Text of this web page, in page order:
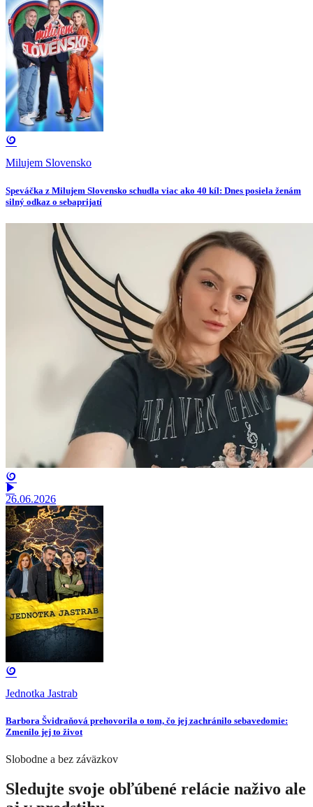
Milujem Slovensko
Speváčka z Milujem Slovensko schudla viac ako 40 kíl: Dnes posiela ženám
silný odkaz o sebaprijatí
26.06.2026
Jednotka Jastrab
Barbora Švidraňová prehovorila o tom, čo jej zachránilo sebavedomie:
Zmenilo jej to život
Slobodne a bez záväzkov
Sledujte svoje obľúbené relácie naživo ale